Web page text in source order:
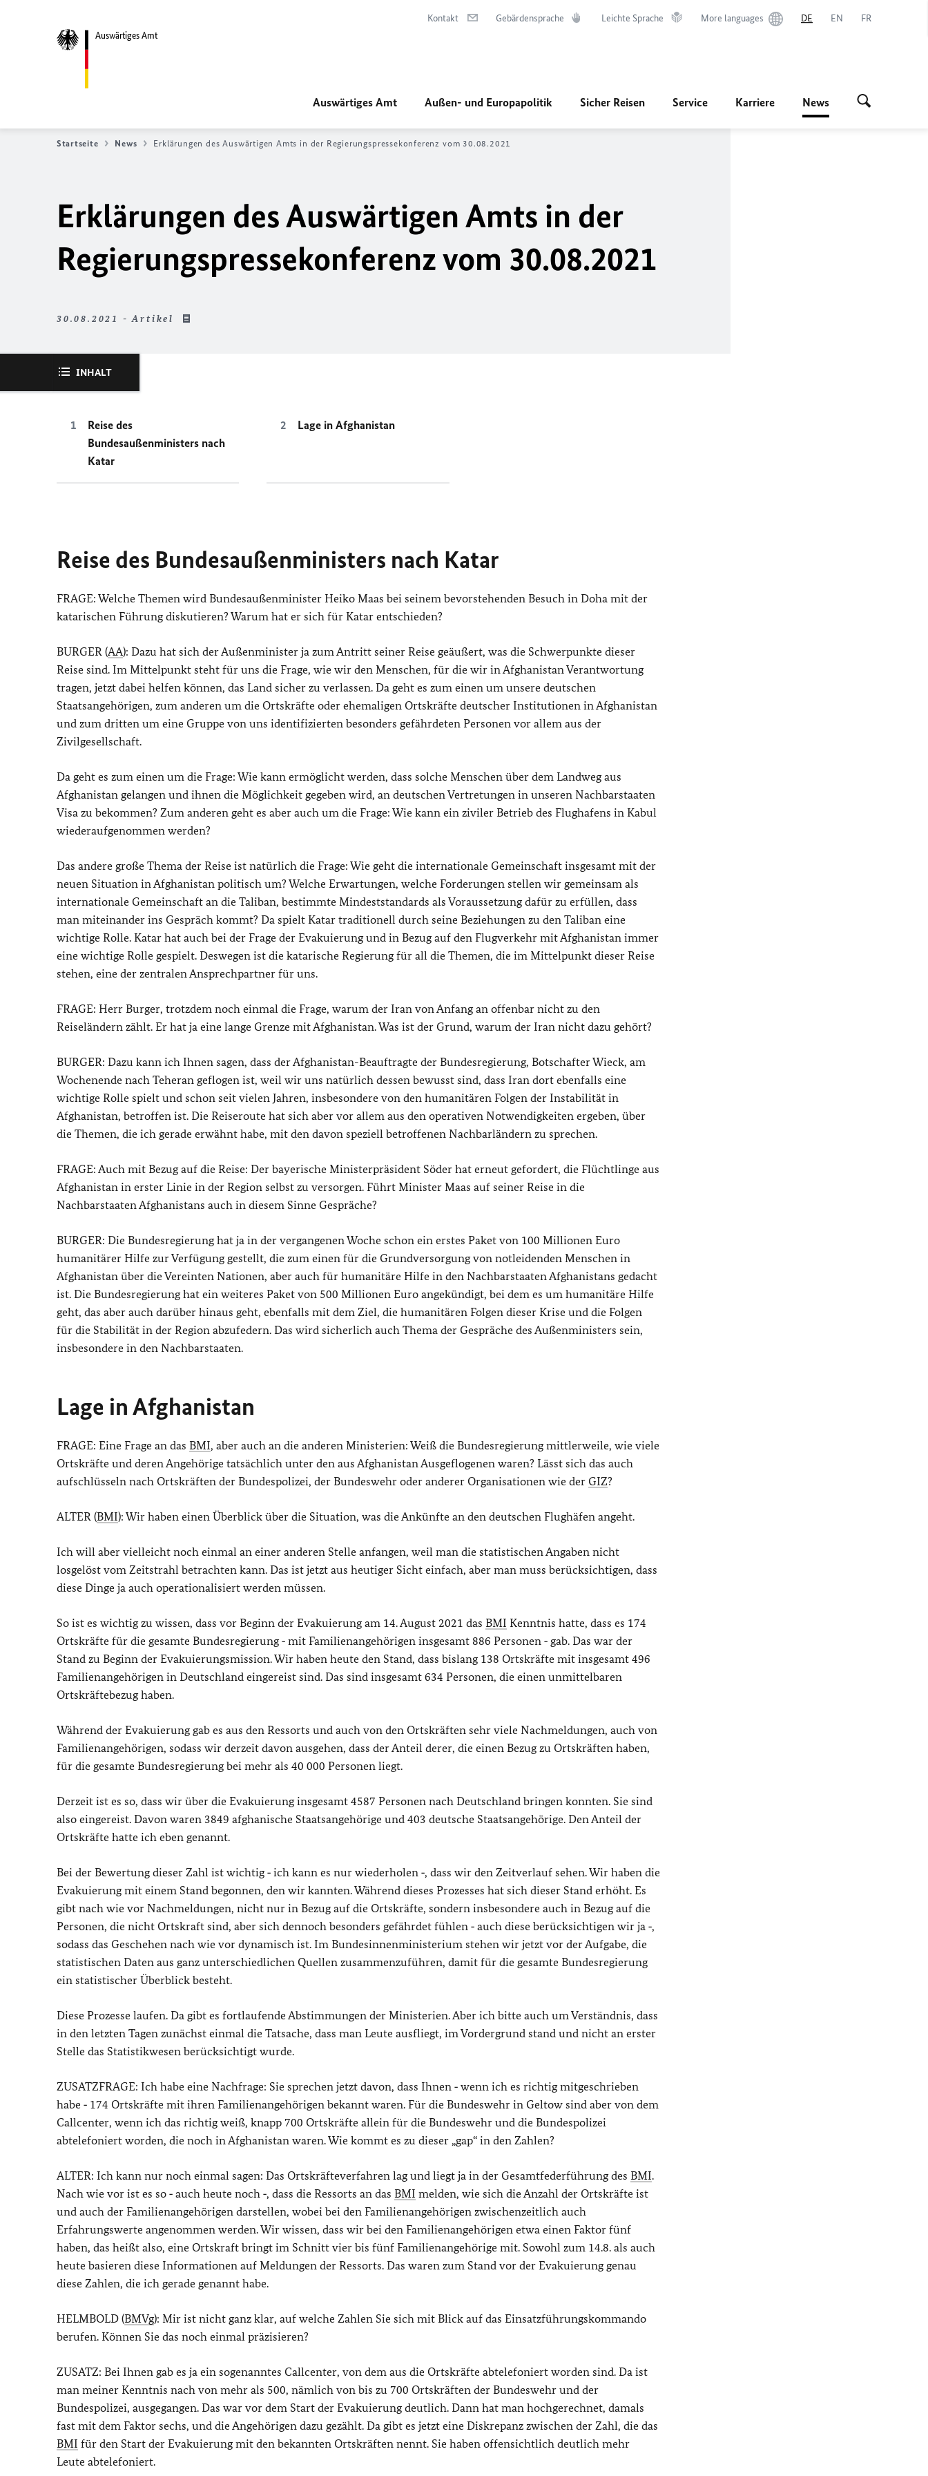
Auswärtiges Amt
Kontakt Gebärdensprache Leichte Sprache More languages DE EN FR
Auswärtiges Amt Außen- und Europapolitik Sicher Reisen Service Karriere News
Startseite News Erklärungen des Auswärtigen Amts in der Regierungs­­pressekonferenz vom 30.08.2021
Erklärungen des Auswärtigen Amts in der
Regierungs­­pressekonferenz vom 30.08.2021
30.08.2021 - Artikel
INHALT
Reise des
Bundesaußenministers nach
Katar
Lage in Afghanistan
Reise des Bundesaußenministers nach Katar
FRAGE: Welche Themen wird Bundesaußenminister Heiko Maas bei seinem bevorstehenden Besuch in Doha mit der
katarischen Führung diskutieren? Warum hat er sich für Katar entschieden?
BURGER (AA): Dazu hat sich der Außenminister ja zum Antritt seiner Reise geäußert, was die Schwerpunkte dieser
Reise sind. Im Mittelpunkt steht für uns die Frage, wie wir den Menschen, für die wir in Afghanistan Verantwortung
tragen, jetzt dabei helfen können, das Land sicher zu verlassen. Da geht es zum einen um unsere deutschen
Staatsangehörigen, zum anderen um die Ortskräfte oder ehemaligen Ortskräfte deutscher Institutionen in Afghanistan
und zum dritten um eine Gruppe von uns identifizierten besonders gefährdeten Personen vor allem aus der
Zivilgesellschaft.
Da geht es zum einen um die Frage: Wie kann ermöglicht werden, dass solche Menschen über dem Landweg aus
Afghanistan gelangen und ihnen die Möglichkeit gegeben wird, an deutschen Vertretungen in unseren Nachbarstaaten
Visa zu bekommen? Zum anderen geht es aber auch um die Frage: Wie kann ein ziviler Betrieb des Flughafens in Kabul
wiederaufgenommen werden?
Das andere große Thema der Reise ist natürlich die Frage: Wie geht die internationale Gemeinschaft insgesamt mit der
neuen Situation in Afghanistan politisch um? Welche Erwartungen, welche Forderungen stellen wir gemeinsam als
internationale Gemeinschaft an die Taliban, bestimmte Mindeststandards als Voraussetzung dafür zu erfüllen, dass
man miteinander ins Gespräch kommt? Da spielt Katar traditionell durch seine Beziehungen zu den Taliban eine
wichtige Rolle. Katar hat auch bei der Frage der Evakuierung und in Bezug auf den Flugverkehr mit Afghanistan immer
eine wichtige Rolle gespielt. Deswegen ist die katarische Regierung für all die Themen, die im Mittelpunkt dieser Reise
stehen, eine der zentralen Ansprechpartner für uns.
FRAGE: Herr Burger, trotzdem noch einmal die Frage, warum der Iran von Anfang an offenbar nicht zu den
Reiseländern zählt. Er hat ja eine lange Grenze mit Afghanistan. Was ist der Grund, warum der Iran nicht dazu gehört?
BURGER: Dazu kann ich Ihnen sagen, dass der Afghanistan-Beauftragte der Bundesregierung, Botschafter Wieck, am
Wochenende nach Teheran geflogen ist, weil wir uns natürlich dessen bewusst sind, dass Iran dort ebenfalls eine
wichtige Rolle spielt und schon seit vielen Jahren, insbesondere von den humanitären Folgen der Instabilität in
Afghanistan, betroffen ist. Die Reiseroute hat sich aber vor allem aus den operativen Notwendigkeiten ergeben, über
die Themen, die ich gerade erwähnt habe, mit den davon speziell betroffenen Nachbarländern zu sprechen.
FRAGE: Auch mit Bezug auf die Reise: Der bayerische Ministerpräsident Söder hat erneut gefordert, die Flüchtlinge aus
Afghanistan in erster Linie in der Region selbst zu versorgen. Führt Minister Maas auf seiner Reise in die
Nachbarstaaten Afghanistans auch in diesem Sinne Gespräche?
BURGER: Die Bundesregierung hat ja in der vergangenen Woche schon ein erstes Paket von 100 Millionen Euro
humanitärer Hilfe zur Verfügung gestellt, die zum einen für die Grundversorgung von notleidenden Menschen in
Afghanistan über die Vereinten Nationen, aber auch für humanitäre Hilfe in den Nachbarstaaten Afghanistans gedacht
ist. Die Bundesregierung hat ein weiteres Paket von 500 Millionen Euro angekündigt, bei dem es um humanitäre Hilfe
geht, das aber auch darüber hinaus geht, ebenfalls mit dem Ziel, die humanitären Folgen dieser Krise und die Folgen
für die Stabilität in der Region abzufedern. Das wird sicherlich auch Thema der Gespräche des Außenministers sein,
insbesondere in den Nachbarstaaten.
Lage in Afghanistan
FRAGE: Eine Frage an das BMI, aber auch an die anderen Ministerien: Weiß die Bundesregierung mittlerweile, wie viele
Ortskräfte und deren Angehörige tatsächlich unter den aus Afghanistan Ausgeflogenen waren? Lässt sich das auch
aufschlüsseln nach Ortskräften der Bundespolizei, der Bundeswehr oder anderer Organisationen wie der GIZ?
ALTER (BMI): Wir haben einen Überblick über die Situation, was die Ankünfte an den deutschen Flughäfen angeht.
Ich will aber vielleicht noch einmal an einer anderen Stelle anfangen, weil man die statistischen Angaben nicht
losgelöst vom Zeitstrahl betrachten kann. Das ist jetzt aus heutiger Sicht einfach, aber man muss berücksichtigen, dass
diese Dinge ja auch operationalisiert werden müssen.
So ist es wichtig zu wissen, dass vor Beginn der Evakuierung am 14. August 2021 das BMI Kenntnis hatte, dass es 174
Ortskräfte für die gesamte Bundesregierung ‑ mit Familienangehörigen insgesamt 886 Personen ‑ gab. Das war der
Stand zu Beginn der Evakuierungsmission. Wir haben heute den Stand, dass bislang 138 Ortskräfte mit insgesamt 496
Familienangehörigen in Deutschland eingereist sind. Das sind insgesamt 634 Personen, die einen unmittelbaren
Ortskräftebezug haben.
Während der Evakuierung gab es aus den Ressorts und auch von den Ortskräften sehr viele Nachmeldungen, auch von
Familienangehörigen, sodass wir derzeit davon ausgehen, dass der Anteil derer, die einen Bezug zu Ortskräften haben,
für die gesamte Bundesregierung bei mehr als 40 000 Personen liegt.
Derzeit ist es so, dass wir über die Evakuierung insgesamt 4587 Personen nach Deutschland bringen konnten. Sie sind
also eingereist. Davon waren 3849 afghanische Staatsangehörige und 403 deutsche Staatsangehörige. Den Anteil der
Ortskräfte hatte ich eben genannt.
Bei der Bewertung dieser Zahl ist wichtig ‑ ich kann es nur wiederholen ‑, dass wir den Zeitverlauf sehen. Wir haben die
Evakuierung mit einem Stand begonnen, den wir kannten. Während dieses Prozesses hat sich dieser Stand erhöht. Es
gibt nach wie vor Nachmeldungen, nicht nur in Bezug auf die Ortskräfte, sondern insbesondere auch in Bezug auf die
Personen, die nicht Ortskraft sind, aber sich dennoch besonders gefährdet fühlen ‑ auch diese berücksichtigen wir ja ‑,
sodass das Geschehen nach wie vor dynamisch ist. Im Bundesinnenministerium stehen wir jetzt vor der Aufgabe, die
statistischen Daten aus ganz unterschiedlichen Quellen zusammenzuführen, damit für die gesamte Bundesregierung
ein statistischer Überblick besteht.
Diese Prozesse laufen. Da gibt es fortlaufende Abstimmungen der Ministerien. Aber ich bitte auch um Verständnis, dass
in den letzten Tagen zunächst einmal die Tatsache, dass man Leute ausfliegt, im Vordergrund stand und nicht an erster
Stelle das Statistikwesen berücksichtigt wurde.
ZUSATZFRAGE: Ich habe eine Nachfrage: Sie sprechen jetzt davon, dass Ihnen ‑ wenn ich es richtig mitgeschrieben
habe ‑ 174 Ortskräfte mit ihren Familienangehörigen bekannt waren. Für die Bundeswehr in Geltow sind aber von dem
Callcenter, wenn ich das richtig weiß, knapp 700 Ortskräfte allein für die Bundeswehr und die Bundespolizei
abtelefoniert worden, die noch in Afghanistan waren. Wie kommt es zu dieser „gap“ in den Zahlen?
ALTER: Ich kann nur noch einmal sagen: Das Ortskräfteverfahren lag und liegt ja in der Gesamtfederführung des BMI.
Nach wie vor ist es so ‑ auch heute noch ‑, dass die Ressorts an das BMI melden, wie sich die Anzahl der Ortskräfte ist
und auch der Familienangehörigen darstellen, wobei bei den Familienangehörigen zwischenzeitlich auch
Erfahrungswerte angenommen werden. Wir wissen, dass wir bei den Familienangehörigen etwa einen Faktor fünf
haben, das heißt also, eine Ortskraft bringt im Schnitt vier bis fünf Familienangehörige mit. Sowohl zum 14.8. als auch
heute basieren diese Informationen auf Meldungen der Ressorts. Das waren zum Stand vor der Evakuierung genau
diese Zahlen, die ich gerade genannt habe.
HELMBOLD (BMVg): Mir ist nicht ganz klar, auf welche Zahlen Sie sich mit Blick auf das Einsatzführungskommando
berufen. Können Sie das noch einmal präzisieren?
ZUSATZ: Bei Ihnen gab es ja ein sogenanntes Callcenter, von dem aus die Ortskräfte abtelefoniert worden sind. Da ist
man meiner Kenntnis nach von mehr als 500, nämlich von bis zu 700 Ortskräften der Bundeswehr und der
Bundespolizei, ausgegangen. Das war vor dem Start der Evakuierung deutlich. Dann hat man hochgerechnet, damals
fast mit dem Faktor sechs, und die Angehörigen dazu gezählt. Da gibt es jetzt eine Diskrepanz zwischen der Zahl, die das
BMI für den Start der Evakuierung mit den bekannten Ortskräften nennt. Sie haben offensichtlich deutlich mehr
Leute abtelefoniert.